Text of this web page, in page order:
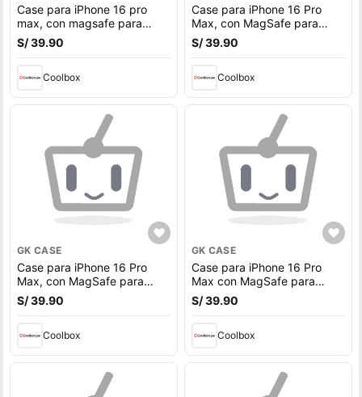
Case para iPhone 16 pro
max, con magsafe para
carga inalámbrica, para
accesorios magnéticos,
S/ 39.90
Coolbox
Case para iPhone 16 Pro
Max, con MagSafe para
carga inalámbrica, para
accesorios magnéticos,
S/ 39.90
Coolbox
GK CASE
Case para iPhone 16 Pro
Max, con MagSafe para
carga inalámbrica, para
accesorios magnéticos,
blanco
S/ 39.90
Coolbox
GK CASE
Case para iPhone 16 Pro
Max con MagSafe para
carga inalámbrica, rígido,
morado
S/ 39.90
Coolbox